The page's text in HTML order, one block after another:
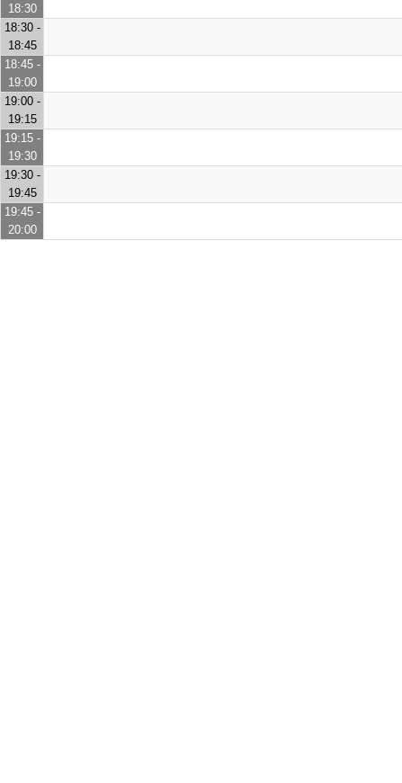
18:30
18:30 -
18:45
18:45 -
19:00
19:00 -
19:15
19:15 -
19:30
19:30 -
19:45
19:45 -
20:00